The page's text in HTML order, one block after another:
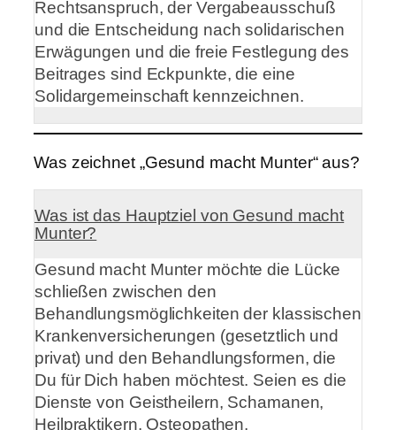
Rechtsanspruch, der Vergabeausschuß
und die Entscheidung nach solidarischen
Erwägungen und die freie Festlegung des
Beitrages sind Eckpunkte, die eine
Solidargemeinschaft kennzeichnen.
Was zeichnet „Gesund macht Munter“ aus?
Was ist das Hauptziel von Gesund macht
Munter?
Gesund macht Munter möchte die Lücke
schließen zwischen den
Behandlungsmöglichkeiten der klassischen
Krankenversicherungen (gesetztlich und
privat) und den Behandlungsformen, die
Du für Dich haben möchtest. Seien es die
Dienste von Geistheilern, Schamanen,
Heilpraktikern, Osteopathen,